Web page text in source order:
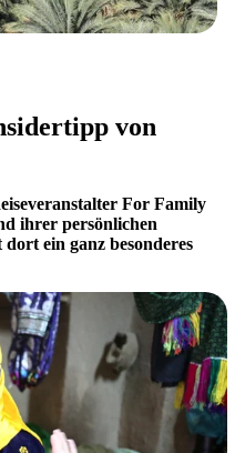
von
For Family
ihrer persönlichen
ein ganz besonderes